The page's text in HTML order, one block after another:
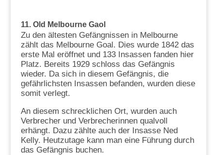
11. Old Melbourne Gaol
Zu den ältesten Gefängnissen in Melbourne
zählt das Melbourne Goal. Dies wurde 1842 das
erste Mal eröffnet und 133 Insassen fanden hier
Platz. Bereits 1929 schloss das Gefängnis
wieder. Da sich in diesem Gefängnis, die
gefährlichsten Insassen befanden, wurden diese
somit verlegt.
An diesem schrecklichen Ort, wurden auch
Verbrecher und Verbrecherinnen qualvoll
erhängt. Dazu zählte auch der Insasse Ned
Kelly. Heutzutage kann man eine Führung durch
das Gefängnis buchen.